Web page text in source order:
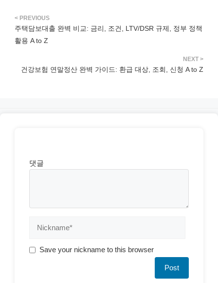
주택담보대출 완벽 비교: 금리, 조건, LTV/DSR 규제, 정부 정책
활용 A to Z
건강보험 연말정산 완벽 가이드: 환급 대상, 조회, 신청 A to Z
댓글
Save your nickname to this browser